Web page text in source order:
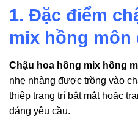
1. Đặc điểm
mix hồng môn
Chậu hoa hồng mix hồng
nhẹ nhàng được trồng vào
thiệp trang trí bắt mắt hoặc
dáng yêu cầu.